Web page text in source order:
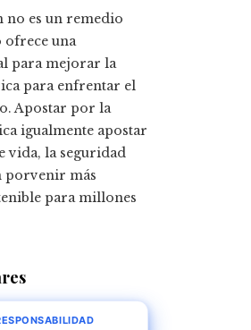
no es un remedio
una
para mejorar la
para enfrentar el
Apostar por la
igualmente apostar
vida, la seguridad
porvenir más
para millones